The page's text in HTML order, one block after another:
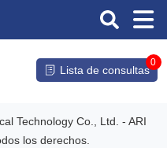
Lista de consultas
0
Technology Co., Ltd. - ARI
los derechos.